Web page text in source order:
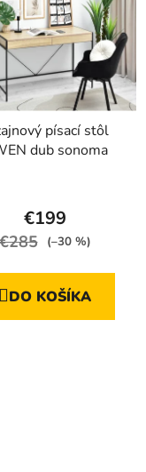
písací stôl
dub sonoma
€199
(–30 %)
DO KOŠÍKA